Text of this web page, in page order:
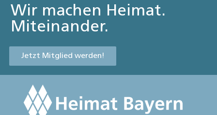
Wir machen Heimat.
Miteinander.
Jetzt Mitglied werden!